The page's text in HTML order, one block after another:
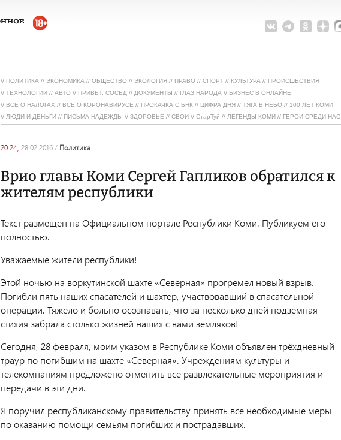
// ПОЛИТИКА // ЭКОНОМИКА // ОБЩЕСТВО // ЭКОЛОГИЯ // ПРАВО // СПОРТ // КУЛЬТУРА // ПРОИСШЕСТВИЯ
// ТЕХНОЛОГИИ // АВТО // ПРИВЕТ, СОСЕД // ДОКУМЕНТЫ // ГЛАЗ НАРОДА // БИЗНЕС В ОНЛАЙНЕ
// ВСЕ О НАЛОГАХ // ВСЕ О КОРОНАВИРУСЕ // ПРОКАЧКА С БНК // ЦИФРА ДНЯ // ТЯГА В НЕБО // 100 ЛЕТ КОМИ
// ЛЮДИ И ДЕНЬГИ // ПИСЬМА НАДЕЖДЫ // ЗДОРОВЬЕ // СВОИ // СтарТуй // ЛЕГЕНДЫ КОМИ // ГЕРОИ СРЕДИ НАС
20:24, 28.02.2016 / политика
Врио главы Коми Сергей Гапликов обратился к
жителям республики
Текст размещен на Официальном портале Республики Коми. Публикуем его
полностью.
Уважаемые жители республики!
Этой ночью на воркутинской шахте «Северная» прогремел новый взрыв.
Погибли пять наших спасателей и шахтер, участвовавший в спасательной
операции. Тяжело и больно осознавать, что за несколько дней подземная
стихия забрала столько жизней наших с вами земляков!
Сегодня, 28 февраля, моим указом в Республике Коми объявлен трёхдневный
траур по погибшим на шахте «Северная». Учреждениям культуры и
телекомпаниям предложено отменить все развлекательные мероприятия и
передачи в эти дни.
Я поручил республиканскому правительству принять все необходимые меры
по оказанию помощи семьям погибших и пострадавших.